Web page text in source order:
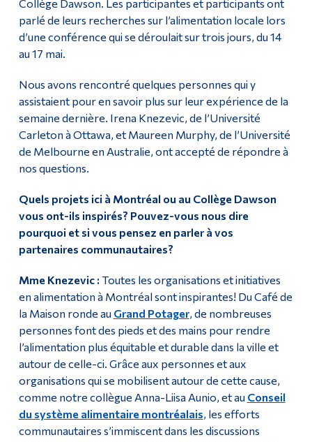
Collège Dawson. Les participantes et participants ont
parlé de leurs recherches sur l’alimentation locale lors
d’une conférence qui se déroulait sur trois jours, du 14
au 17 mai.
Nous avons rencontré quelques personnes qui y
assistaient pour en savoir plus sur leur expérience de la
semaine dernière. Irena Knezevic, de l’Université
Carleton à Ottawa, et Maureen Murphy, de l’Université
de Melbourne en Australie, ont accepté de répondre à
nos questions.
Quels projets ici à Montréal ou au Collège Dawson
vous ont-ils inspirés? Pouvez-vous nous dire
pourquoi et si vous pensez en parler à vos
partenaires communautaires?
Mme Knezevic : Toutes les organisations et initiatives
en alimentation à Montréal sont inspirantes! Du Café de
la Maison ronde au Grand Potager, de nombreuses
personnes font des pieds et des mains pour rendre
l’alimentation plus équitable et durable dans la ville et
autour de celle-ci. Grâce aux personnes et aux
organisations qui se mobilisent autour de cette cause,
comme notre collègue Anna-Liisa Aunio, et au Conseil
du système alimentaire montréalais, les efforts
communautaires s’immiscent dans les discussions